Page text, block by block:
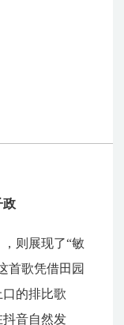
政
则展现了“敏
首歌凭借田园
的排比歌
音自然发